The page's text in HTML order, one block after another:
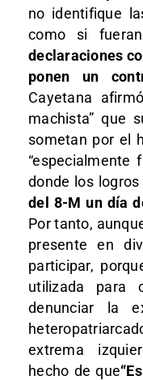
no identifique
como si
declaraciones
ponen un
Cayetana
machista” que
sometan por el
“especialmente
donde los
del 8-M un día
Por tanto,
presente en
participar,
utilizada para
denunciar la
extrema
hecho de que